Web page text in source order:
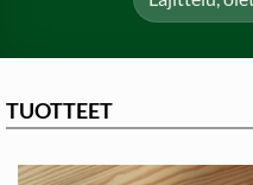
TUOTTEET